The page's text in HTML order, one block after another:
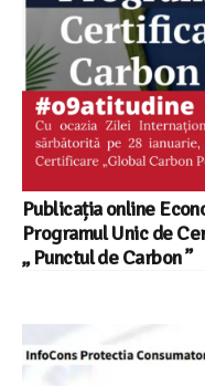
Publicația online
Programul Unic de
„ Punctul de Carbon ”